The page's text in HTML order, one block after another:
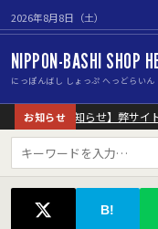
2026年8月8日（土）
NIPPON-BASHI SHOP
にっぽんばし しょっぷ へっどらいん
お知らせ
【重要なお知らせ】弊サイ
B!